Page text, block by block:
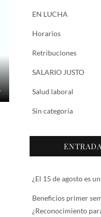
EN LUCHA
Horarios
Retribuciones
SALARIO JUSTO
Salud laboral
Sin categoría
¿El 15 de agosto es
Beneficios primer
¿Reconocimiento